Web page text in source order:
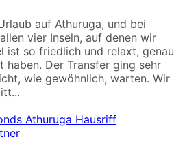
auf Athuruga, und bei
vier Inseln, auf denen wir
ist so friedlich und relaxt, genau
haben. Der Transfer ging sehr
wie gewöhnlich, warten. Wir
Athuruga Hausriff